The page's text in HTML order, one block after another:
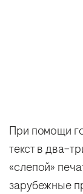
При помощи
текст в
«слепой»
зарубежные